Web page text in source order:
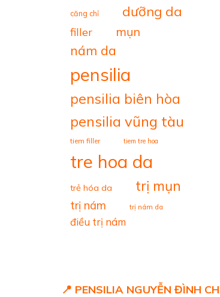
căng chỉ dưỡng da
filler mụn
nám da
pensilia
pensilia biên hòa
pensilia vũng tàu
tiem filler tiem tre hoa
tre hoa da
trẻ hóa da trị mụn
trị nám trị nám da
điều trị nám
📍 PENSILIA NGUYỄN ĐÌNH